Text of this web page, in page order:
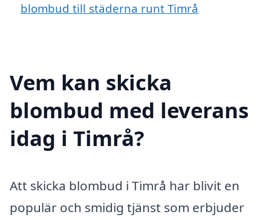
blombud till städerna runt Timrå
Vem kan skicka
blombud med leverans
idag i Timrå?
Att skicka blombud i Timrå har blivit en
populär och smidig tjänst som erbjuder